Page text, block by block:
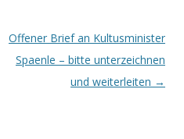
Offener Brief an Kultusminister
Spaenle – bitte unterzeichnen
und weiterleiten →